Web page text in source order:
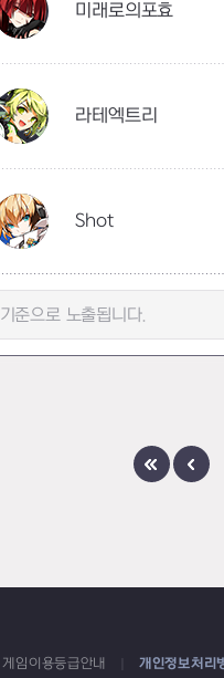
미래로의포효
라테엑트리
Shot
기준으로 노출됩니다.
게임이용등급안내
개인정보처리